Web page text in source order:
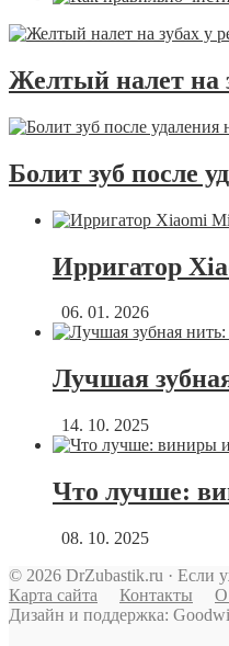
Желтый налет на
Болит зуб после
Ирригатор
06. 01. 2026
Лучшая
14. 10. 2025
Что лучше:
08. 10. 2025
© 2026 DrZubastik.ru · Если
Карта сайта
Контакты
О
Дизайн и поддержка: